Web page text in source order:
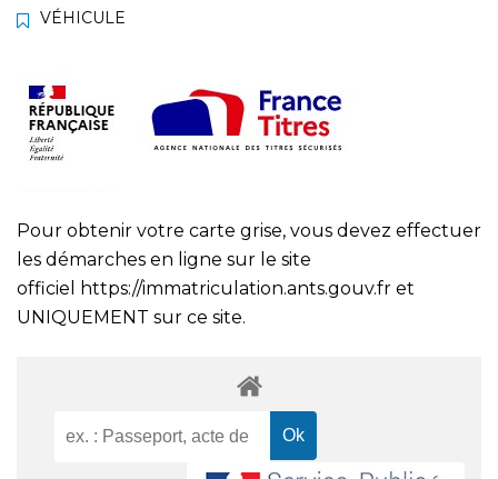
VÉHICULE
Pour obtenir votre carte grise, vous devez effectuer
les démarches en ligne sur le site
officiel
https://immatriculation.ants.gouv.fr et
UNIQUEMENT sur ce site.